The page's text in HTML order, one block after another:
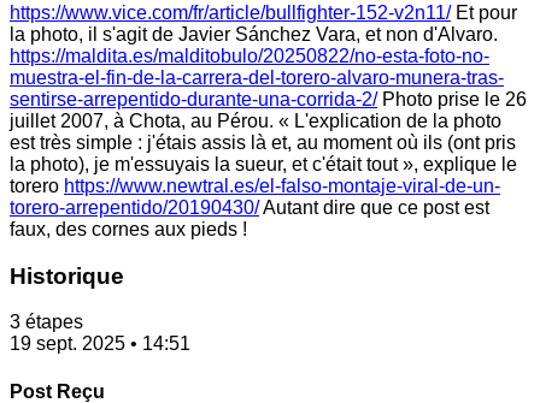
https://www.vice.com/fr/article/bullfighter-152-v2n11/Et pour
la photo, il s'agit de Javier Sánchez Vara, et non d'Alvaro.
https://maldita.es/malditobulo/20250822/no-esta-foto-no-
muestra-el-fin-de-la-carrera-del-torero-alvaro-munera-tras-
sentirse-arrepentido-durante-una-corrida-2/Photo prise le 26
juillet 2007, à Chota, au Pérou. « L'explication de la photo
est très simple : j'étais assis là et, au moment où ils (ont pris
la photo), je m'essuyais la sueur, et c'était tout », explique le
torero https://www.newtral.es/el-falso-montaje-viral-de-un-
torero-arrepentido/20190430/Autant dire que ce post est
faux, des cornes aux pieds !
Historique
3 étapes
19 sept. 2025 • 14:51
Post Reçu